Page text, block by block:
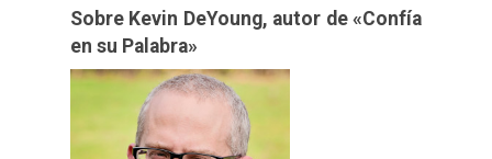
Sobre Kevin DeYoung, autor de «Confía
en su Palabra»